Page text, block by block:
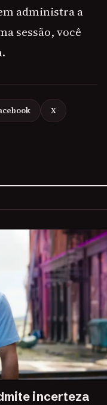
administra a
sessão, você
X
incerteza